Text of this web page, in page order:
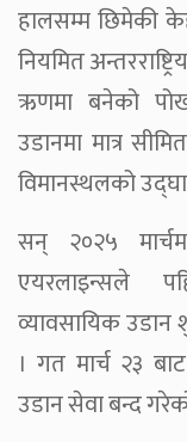
हालसम्म छिमेकी
नियमित
ऋणमा बनेको
उडानमा मात्र
विमानस्थलको
सन् २०२५
एयरलाइन्सले
व्यावसायिक
। गत मार्च २३
उडान सेवा बन्द